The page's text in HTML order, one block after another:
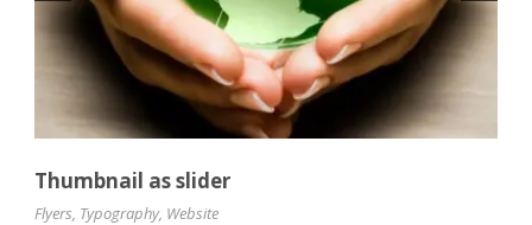
Thumbnail as slider
Flyers, Typography, Website